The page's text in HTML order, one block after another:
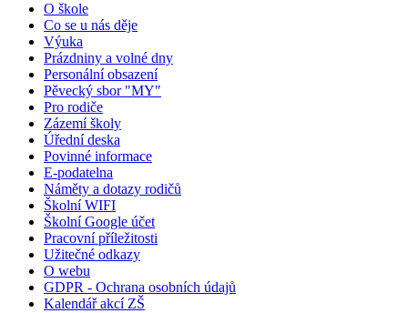
O škole
Co se u nás děje
Výuka
Prázdniny a volné dny
Personální obsazení
Pěvecký sbor "MY"
Pro rodiče
Zázemí školy
Úřední deska
Povinné informace
E-podatelna
Náměty a dotazy rodičů
Školní WIFI
Školní Google účet
Pracovní příležitosti
Užitečné odkazy
O webu
GDPR - Ochrana osobních údajů
Kalendář akcí ZŠ